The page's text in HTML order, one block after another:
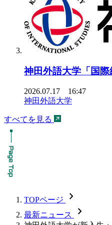
神田外語大学「国
2026.07.17 16:47
神田外語大学
すべてを見る
TOPページ chevron_forward
最新ニュース chevron_forward